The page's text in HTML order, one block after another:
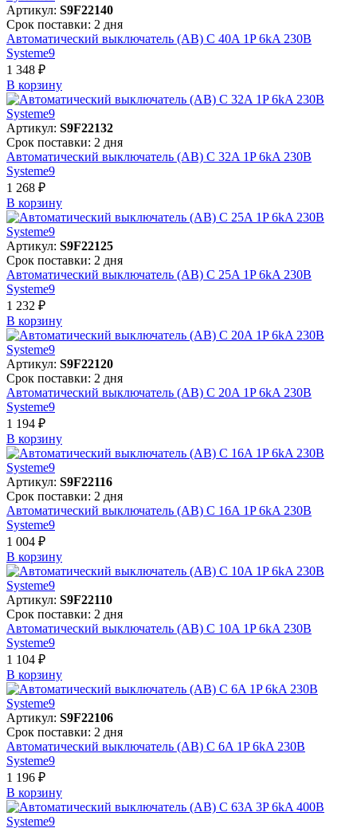
Артикул: S9F22140
Срок поставки: 2 дня
Автоматический выключатель (АВ) C 40A 1P 6kA 230В
Systeme9
1 348 ₽
В корзинy
Артикул: S9F22132
Срок поставки: 2 дня
Автоматический выключатель (АВ) C 32A 1P 6kA 230В
Systeme9
1 268 ₽
В корзинy
Артикул: S9F22125
Срок поставки: 2 дня
Автоматический выключатель (АВ) C 25A 1P 6kA 230В
Systeme9
1 232 ₽
В корзинy
Артикул: S9F22120
Срок поставки: 2 дня
Автоматический выключатель (АВ) C 20A 1P 6kA 230В
Systeme9
1 194 ₽
В корзинy
Артикул: S9F22116
Срок поставки: 2 дня
Автоматический выключатель (АВ) C 16A 1P 6kA 230В
Systeme9
1 004 ₽
В корзинy
Артикул: S9F22110
Срок поставки: 2 дня
Автоматический выключатель (АВ) C 10A 1P 6kA 230В
Systeme9
1 104 ₽
В корзинy
Артикул: S9F22106
Срок поставки: 2 дня
Автоматический выключатель (АВ) C 6A 1P 6kA 230В
Systeme9
1 196 ₽
В корзинy